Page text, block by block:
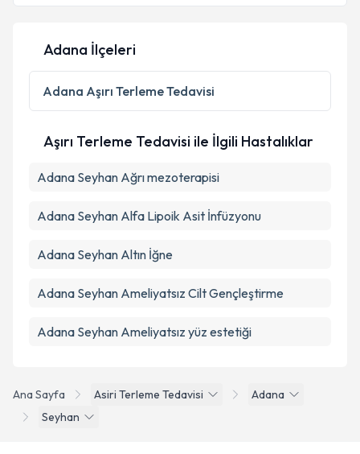
Ana Sayfa Asiri Terleme Tedavisi
Adana
Seyhan
Adana İlçeleri
Adana Aşırı Terleme Tedavisi
Aşırı Terleme Tedavisi ile İlgili Hastalıklar
Adana Seyhan Ağrı mezoterapisi
Adana Seyhan Alfa Lipoik Asit İnfüzyonu
Adana Seyhan Altın İğne
Adana Seyhan Ameliyatsız Cilt Gençleştirme
Adana Seyhan Ameliyatsız yüz estetiği